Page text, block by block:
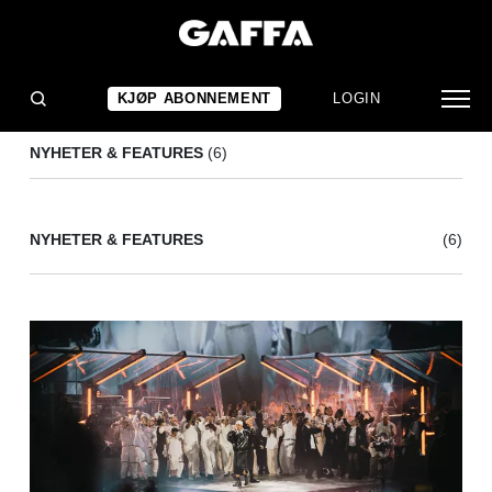
KJØP ABONNEMENT LOGIN
NYHETER & FEATURES (6)
NYHETER & FEATURES (6)